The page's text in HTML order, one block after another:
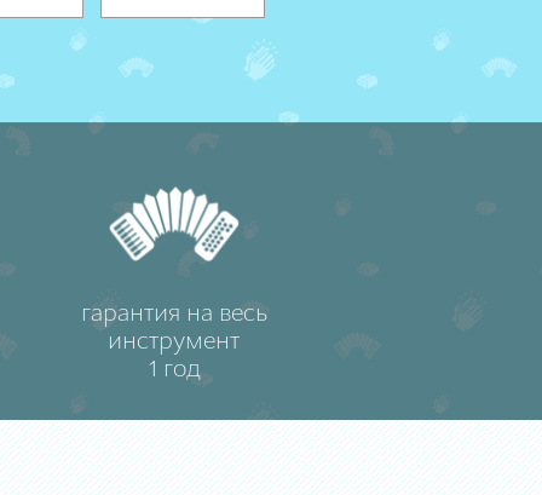
гарантия на весь
инструмент
1 год